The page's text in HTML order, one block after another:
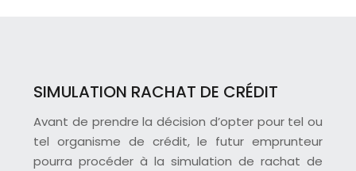
SIMULATION RACHAT DE CRÉDIT
Avant de prendre la décision d’opter pour tel ou
tel organisme de crédit, le futur emprunteur
pourra procéder à la simulation de rachat de